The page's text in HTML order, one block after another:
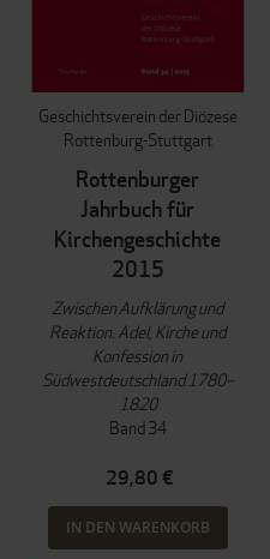
Geschichtsverein der Diözese
Rottenburg-Stuttgart
Rottenburger
Jahrbuch für
Kirchengeschichte
2015
Zwischen Aufklärung und
Reaktion. Adel, Kirche und
Konfession in
Südwestdeutschland 1780–
1820
Band 34
29,80 €
IN DEN WARENKORB